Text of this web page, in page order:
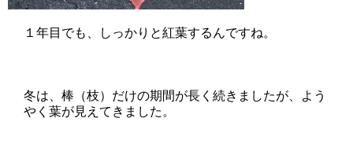
１年目でも、しっかりと紅葉するんですね。
冬は、棒（枝）だけの期間が長く続きましたが、よう
やく葉が見えてきました。